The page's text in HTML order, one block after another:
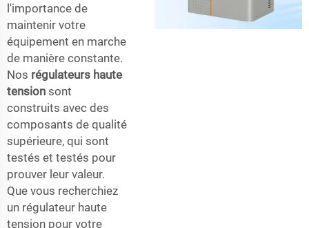
l'importance de
maintenir votre
équipement en marche
de manière constante.
Nos régulateurs haute
tension sont
construits avec des
composants de qualité
supérieure, qui sont
testés et testés pour
prouver leur valeur.
Que vous recherchiez
un régulateur haute
tension pour votre